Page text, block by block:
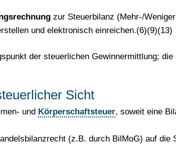
zur Steuerbilanz (Mehr-/
und elektronisch einreichen.(6)(9)(13)
der steuerlichen Gewinnermittlung;
Sicht
und Körperschaftsteuer, soweit eine
(z.B. durch BilMoG) auf die